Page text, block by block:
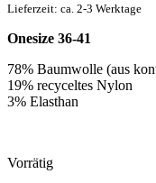
Lieferzeit: ca. 2-3 Werktage
Onesize 36-41
78% Baumwolle (aus
19% recyceltes Nylon
3% Elasthan
Vorrätig